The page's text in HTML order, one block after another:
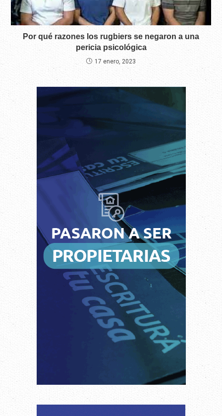
Por qué razones los rugbiers se negaron a una
pericia psicológica
17 enero, 2023